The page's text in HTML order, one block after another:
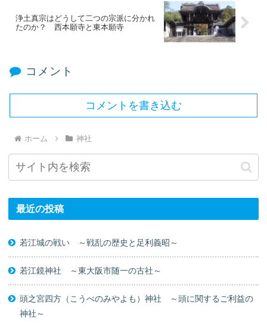
浄土真宗はどうして二つの宗派に分かれ
たのか？ 西本願寺と東本願寺
コメント
コメントを書き込む
ホーム 神社
最近の投稿
若江城の戦い ～戦乱の歴史と足利義昭～
若江鏡神社 ～東大阪市随一の古社～
頭之宮四方（こうべのみやよも）神社 ～頭に関するご利益の
神社～